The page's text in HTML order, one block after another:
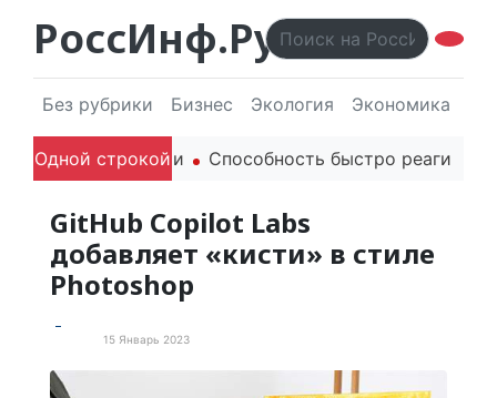
РоссИнф.Ру
Без рубрики Бизнес Экология Экономика
Одной строкой
в речи Способность быстро реагировать
GitHub Copilot Labs
добавляет «кисти» в стиле
Photoshop
15 Январь 2023